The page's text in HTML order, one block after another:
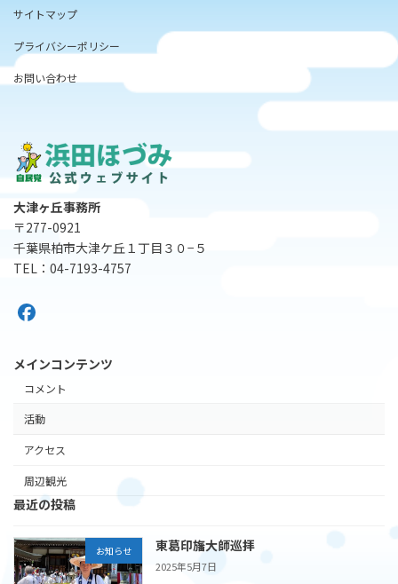
サイトマップ
プライバシーポリシー
お問い合わせ
大津ヶ丘事務所
〒277-0921
千葉県柏市大津ケ丘１丁目３０−５
TEL：04-7193-4757
メインコンテンツ
コメント
活動
アクセス
周辺観光
最近の投稿
お知らせ 東葛印旛大師巡拝
2025年5月7日